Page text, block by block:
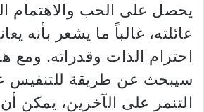
يحصل على الحب والاهتمام
عائلته، غالباً ما يشعر بأنه
احترام الذات وقدراته. ومع
سيبحث عن طريقة للتنفيس
التنمر على الآخرين، يمكن